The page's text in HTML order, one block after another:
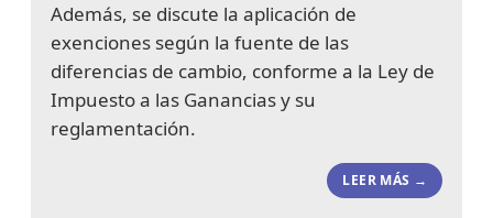
Además, se discute la aplicación de
exenciones según la fuente de las
diferencias de cambio, conforme a la Ley de
Impuesto a las Ganancias y su
reglamentación.
LEER MÁS →